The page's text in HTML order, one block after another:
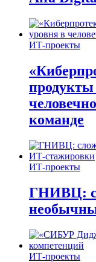
ИТ-проекты
продукты
команде
ИТ-проекты
ГНИВЦ:
ИТ-проекты